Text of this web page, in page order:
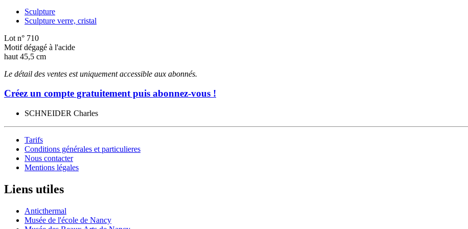
Sculpture
Sculpture verre, cristal
Lot n° 710
Motif dégagé à l'acide
haut 45,5 cm
Le détail des ventes est uniquement accessible aux abonnés.
Créez un compte gratuitement puis abonnez-vous !
SCHNEIDER Charles
Tarifs
Conditions générales et particulieres
Nous contacter
Mentions légales
Liens utiles
Anticthermal
Musée de l'école de Nancy